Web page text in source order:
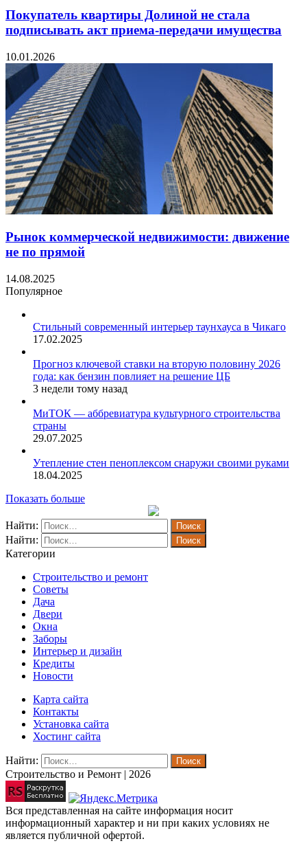
Покупатель квартиры Долиной не стала
подписывать акт приема-передачи имущества
10.01.2026
Рынок коммерческой недвижимости: движение
не по прямой
14.08.2025
Популярное
Стильный современный интерьер таунхауса в Чикаго
17.02.2025
Прогноз ключевой ставки на вторую половину 2026
года: как бензин повлияет на решение ЦБ
3 недели тому назад
МиТОК — аббревиатура культурного строительства
страны
29.07.2025
Утепление стен пеноплексом снаружи своими руками
18.04.2025
Показать больше
Найти:
Найти:
Категории
Строительство и ремонт
Советы
Дача
Двери
Окна
Заборы
Интерьер и дизайн
Кредиты
Новости
Карта сайта
Контакты
Установка сайта
Хостинг сайта
Найти:
Строительство и Ремонт | 2026
Вся представленная на сайте информация носит
информационный характер и ни при каких условиях не
является публичной офертой.